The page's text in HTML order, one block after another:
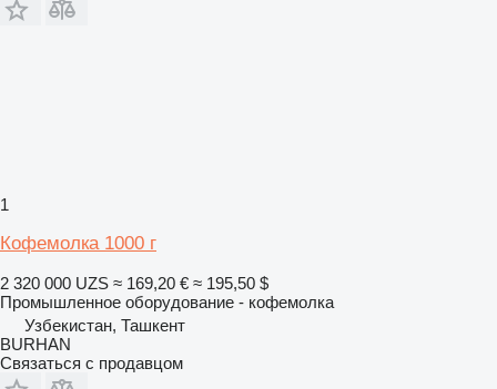
1
Кофемолка 1000 г
2 320 000 UZS ≈ 169,20 € ≈ 195,50 $
Промышленное оборудование - кофемолка
Узбекистан, Ташкент
BURHAN
Связаться с продавцом